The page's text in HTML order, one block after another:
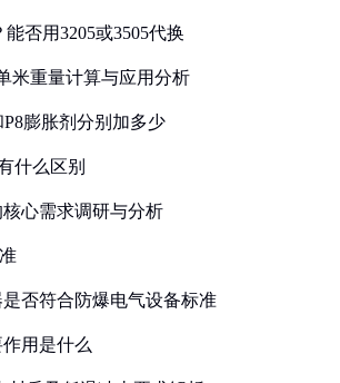
否用3205或3505代换
米重量计算与应用分析
膨胀剂分别加多少
什么区别
心需求调研与分析
否符合防爆电气设备标准
用是什么